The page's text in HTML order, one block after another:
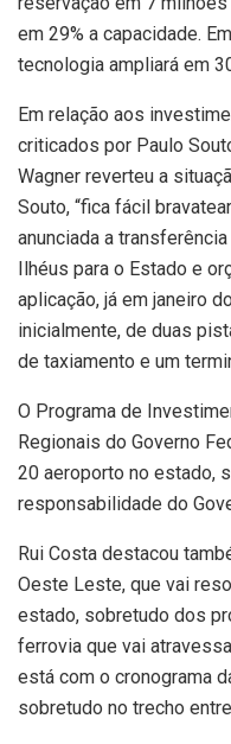
em 29% a capacidade.
tecnologia ampliará em
Em relação aos
criticados por Paulo
Wagner reverteu a
Souto, “fica fácil
anunciada a
Ilhéus para o Estado e
aplicação, já em janeiro
inicialmente, de duas
de taxiamento e um
O Programa de
Regionais do Governo
20 aeroporto no estado,
responsabilidade do
Rui Costa destacou
Oeste Leste, que vai
estado, sobretudo dos
ferrovia que vai
está com o cronograma
sobretudo no trecho